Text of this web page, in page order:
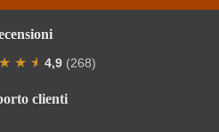
clienti
★ ★ ★
★ 4,9 (268)